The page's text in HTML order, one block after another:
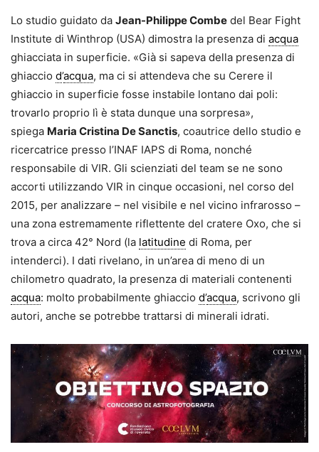
Lo studio guidato da Jean-Philippe Combe del Bear Fight
Institute di Winthrop (USA) dimostra la presenza di acqua
ghiacciata in superficie. «Già si sapeva della presenza di
ghiaccio d’acqua, ma ci si attendeva che su Cerere il
ghiaccio in superficie fosse instabile lontano dai poli:
trovarlo proprio lì è stata dunque una sorpresa»,
spiega Maria Cristina De Sanctis, coautrice dello studio e
ricercatrice presso l’INAF IAPS di Roma, nonché
responsabile di VIR. Gli scienziati del team se ne sono
accorti utilizzando VIR in cinque occasioni, nel corso del
2015, per analizzare – nel visibile e nel vicino infrarosso –
una zona estremamente riflettente del cratere Oxo, che si
trova a circa 42° Nord (la latitudine di Roma, per
intenderci). I dati rivelano, in un’area di meno di un
chilometro quadrato, la presenza di materiali contenenti
acqua: molto probabilmente ghiaccio d’acqua, scrivono gli
autori, anche se potrebbe trattarsi di minerali idrati.